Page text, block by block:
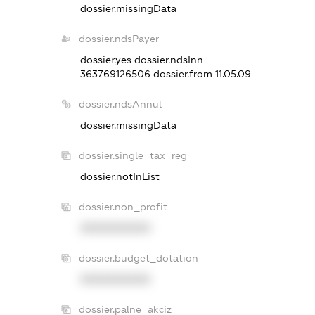
dossier.missingData
dossier.ndsPayer
dossier.yes dossier.ndsInn
363769126506 dossier.from 11.05.09
dossier.ndsAnnul
dossier.missingData
dossier.single_tax_reg
dossier.notInList
dossier.non_profit
dossier.budget_dotation
dossier.palne_akciz